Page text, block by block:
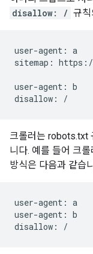
disallow: / 규
user-agent: a
sitemap: https://
user-agent: b
disallow: /
크롤러는 robots.txt
니다. 예를 들어 크
방식은 다음과 같습
user-agent: a
user-agent: b
disallow: /